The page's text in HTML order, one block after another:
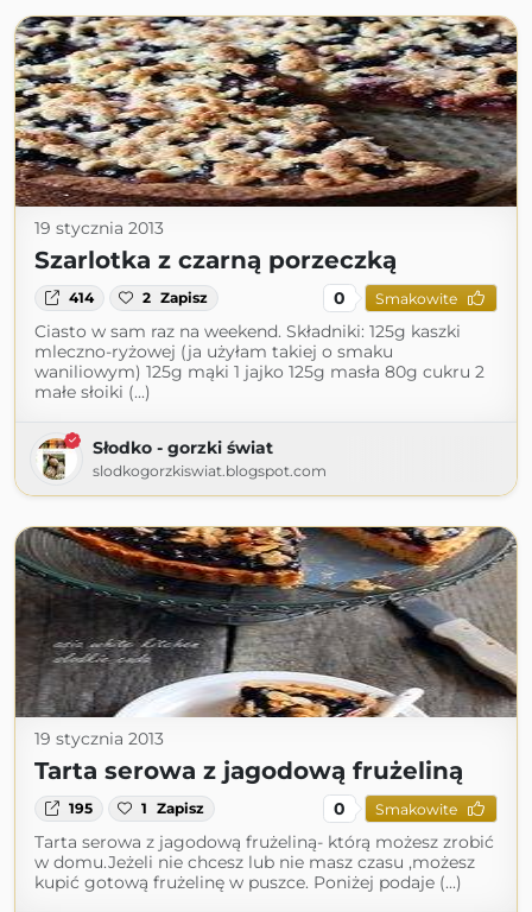
19 stycznia 2013
Szarlotka z czarną porzeczką
414 2 Zapisz 0 Smakowite
Ciasto w sam raz na weekend. Składniki: 125g kaszki
mleczno-ryżowej (ja użyłam takiej o smaku
waniliowym) 125g mąki 1 jajko 125g masła 80g cukru 2
małe słoiki (...)
Słodko - gorzki świat
slodkogorzkiswiat.blogspot.com
19 stycznia 2013
Tarta serowa z jagodową frużeliną
195 1 Zapisz 0 Smakowite
Tarta serowa z jagodową frużeliną- którą możesz zrobić
w domu.Jeżeli nie chcesz lub nie masz czasu ,możesz
kupić gotową frużelinę w puszce. Poniżej podaje (...)